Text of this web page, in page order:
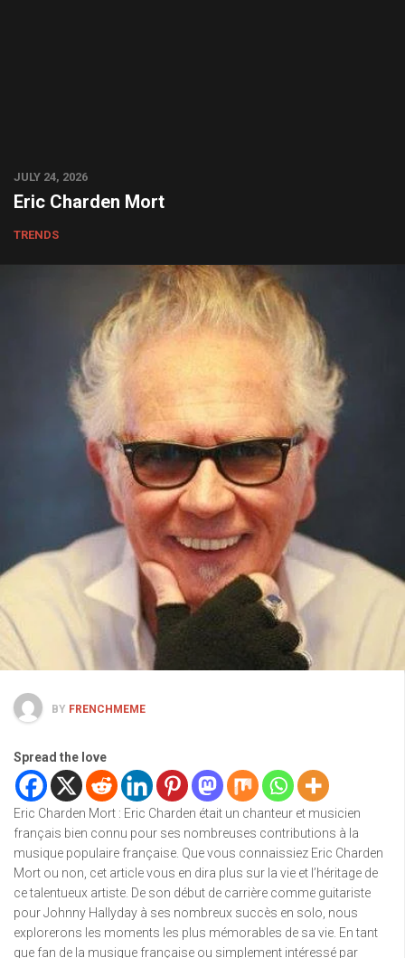
JULY 24, 2026
Eric Charden Mort
TRENDS
BY FRENCHMEME
Spread the love
Eric Charden Mort : Eric Charden était un chanteur et musicien
français bien connu pour ses nombreuses contributions à la
musique populaire française. Que vous connaissiez Eric Charden
Mort ou non, cet article vous en dira plus sur la vie et l’héritage de
ce talentueux artiste. De son début de carrière comme guitariste
pour Johnny Hallyday à ses nombreux succès en solo, nous
explorerons les moments les plus mémorables de sa vie. En tant
que fan de la musique française ou simplement intéressé par